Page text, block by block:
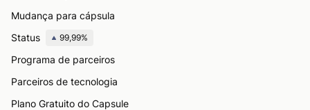
Mudança para cápsula
Status
99,99%
Programa de parceiros
Parceiros de tecnologia
Plano Gratuito do Capsule